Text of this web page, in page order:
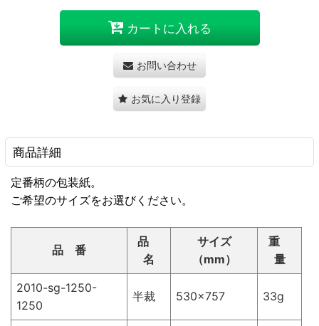
カートに入れる
お問い合わせ
お気に入り登録
商品詳細
定番柄の包装紙。
ご希望のサイズをお選びください。
品 番
品
名
サイズ
（mm）
重
量
2010-sg-1250-
1250
半裁 530×757 33g